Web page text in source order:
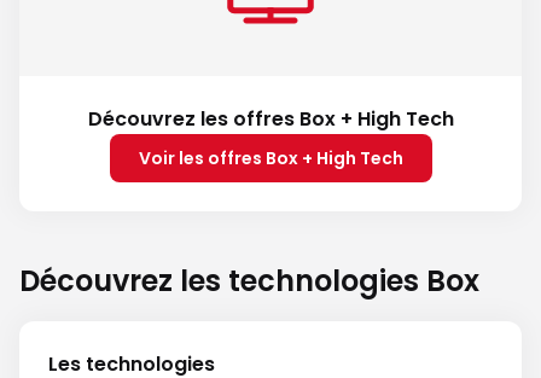
Découvrez les offres Box + High Tech
Voir les offres Box + High Tech
Découvrez les technologies Box
Les technologies